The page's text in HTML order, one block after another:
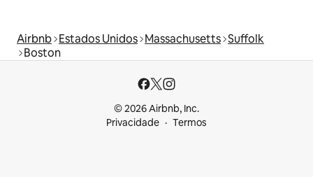
Airbnb Estados Unidos Massachusetts Suffolk
Boston
© 2026 Airbnb, Inc.
Privacidade
Termos